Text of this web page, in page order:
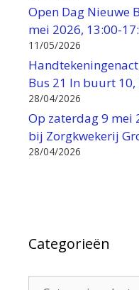
Open Dag Nieuwe
mei 2026, 13:00-
11/05/2026
Bus 21 In buurt 10,
28/04/2026
Op zaterdag 9 mei
bij Zorgkwekerij
28/04/2026
Categorieën